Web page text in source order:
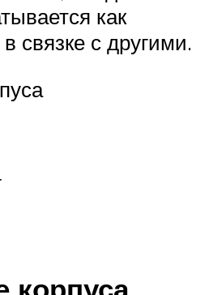
как
связке с другими.